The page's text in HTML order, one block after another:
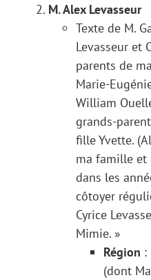
M. Alex Levasseur
Texte de M.
Levasseur et
parents de
Marie-
William
grands-
fille Yvette.
ma famille
dans les
côtoyer
Cyrice
Mimie. »
Région :
(dont